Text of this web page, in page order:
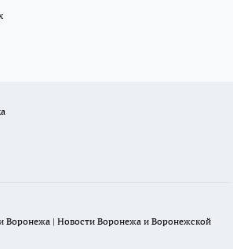
Воронежа | Новости Воронежа и Воронежской